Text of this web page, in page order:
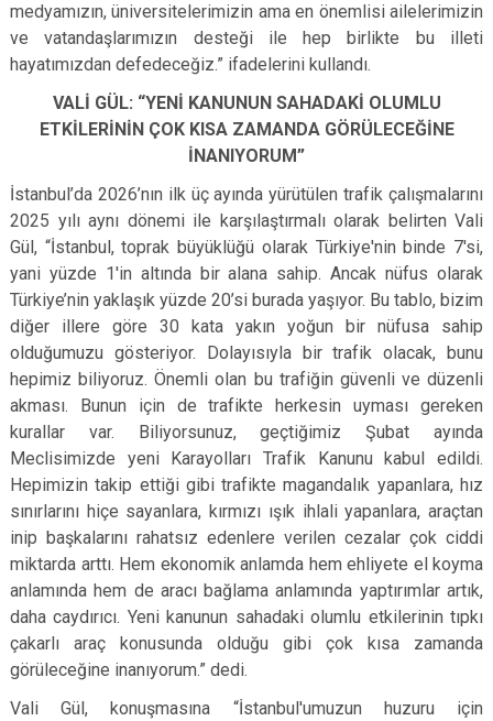
medyamızın, üniversitelerimizin ama en önemlisi ailelerimizin
ve vatandaşlarımızın desteği ile hep birlikte bu illeti
hayatımızdan defedeceğiz.” ifadelerini kullandı.
VALİ GÜL: “YENİ KANUNUN SAHADAKİ OLUMLU
ETKİLERİNİN ÇOK KISA ZAMANDA GÖRÜLECEĞİNE
İNANIYORUM”
İstanbul’da 2026’nın ilk üç ayında yürütülen trafik çalışmalarını
2025 yılı aynı dönemi ile karşılaştırmalı olarak belirten Vali
Gül, “İstanbul, toprak büyüklüğü olarak Türkiye'nin binde 7'si,
yani yüzde 1'in altında bir alana sahip. Ancak nüfus olarak
Türkiye’nin yaklaşık yüzde 20’si burada yaşıyor. Bu tablo, bizim
diğer illere göre 30 kata yakın yoğun bir nüfusa sahip
olduğumuzu gösteriyor. Dolayısıyla bir trafik olacak, bunu
hepimiz biliyoruz. Önemli olan bu trafiğin güvenli ve düzenli
akması. Bunun için de trafikte herkesin uyması gereken
kurallar var. Biliyorsunuz, geçtiğimiz Şubat ayında
Meclisimizde yeni Karayolları Trafik Kanunu kabul edildi.
Hepimizin takip ettiği gibi trafikte magandalık yapanlara, hız
sınırlarını hiçe sayanlara, kırmızı ışık ihlali yapanlara, araçtan
inip başkalarını rahatsız edenlere verilen cezalar çok ciddi
miktarda arttı. Hem ekonomik anlamda hem ehliyete el koyma
anlamında hem de aracı bağlama anlamında yaptırımlar artık,
daha caydırıcı. Yeni kanunun sahadaki olumlu etkilerinin tıpkı
çakarlı araç konusunda olduğu gibi çok kısa zamanda
görüleceğine inanıyorum.” dedi.
Vali Gül, konuşmasına “İstanbul'umuzun huzuru için